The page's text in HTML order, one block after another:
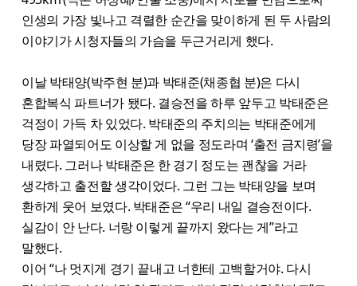
인생의 가장 빛나고 격렬한 순간을 맞이하게 된 두 사람의
이야기가 시청자들의 가슴을 두근거리게 했다.
이날 박태양(박주현 분)과 박태준(채종협 분)은 다시
혼합복식 파트너가 됐다. 결승전을 하루 앞두고 박태준은
걱정이 가득 차 있었다. 박태준의 주치의는 박태준에게
당장 파열되어도 이상할 게 없을 정도라며 ‘출전 금지령’을
내렸다. 그러나 박태준은 한 경기 정도는 괜찮을 거라
생각하고 출전할 생각이었다. 그런 그는 박태양을 보며
환하게 웃어 보였다. 박태준은 “우리 내일 결승전이다.
실감이 안 난다. 너랑 이렇게 끝까지 왔다는 게”라고
말했다.
이어 “나 멋지게 경기 끝내고 너한테 고백할거야. 다시